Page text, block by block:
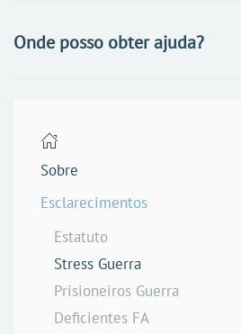
Onde posso obter ajuda?
Sobre
Esclarecimentos
Estatuto
Stress Guerra
Prisioneiros Guerra
Deficientes FA